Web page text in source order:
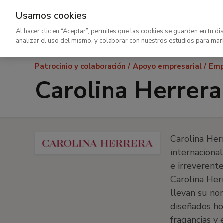
contenido
Ruta
de
navegación
Patrocinio y colaboración Apoyo empresarial
Carolina Herrera
Carolina
e
Carolina
llevan su
diseñados
fragancias y
Usamos cookies
Al hacer clic en “Aceptar”, permites que las cookies se guarden en tu
analizar el uso del mismo, y colaborar con nuestros estudios para